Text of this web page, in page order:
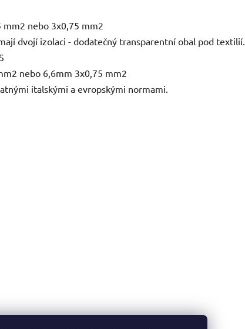
nebo 3x0,75 mm2
dvojí izolaci - dodatečný transparentní obal pod textilií.
nebo 6,6mm 3x0,75 mm2
italskými a evropskými normami.